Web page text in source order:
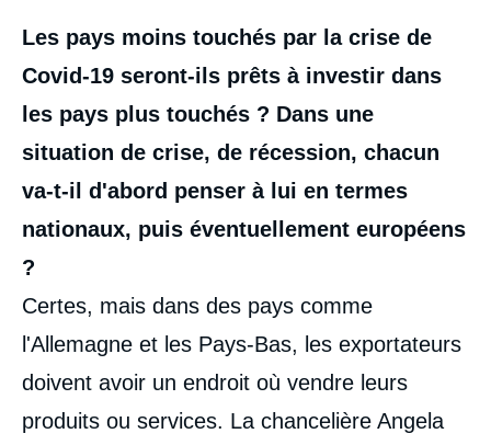
Contenu
intervention
médiatique
Les pays moins touchés par la crise de
Covid-19 seront-ils prêts à investir dans
les pays plus touchés ? Dans une
situation de crise, de récession, chacun
va-t-il d'abord penser à lui en termes
nationaux, puis éventuellement européens
?
Certes, mais dans des pays comme
l'Allemagne et les Pays-Bas, les exportateurs
doivent avoir un endroit où vendre leurs
produits ou services. La chancelière Angela